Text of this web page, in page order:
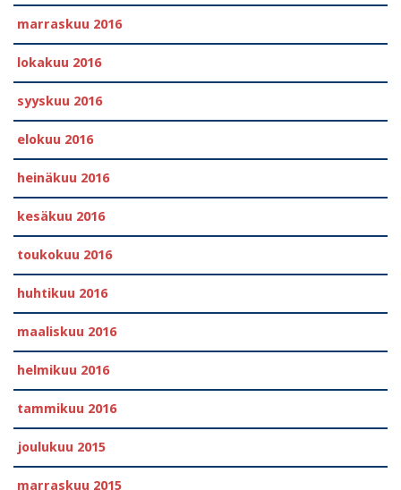
marraskuu 2016
lokakuu 2016
syyskuu 2016
elokuu 2016
heinäkuu 2016
kesäkuu 2016
toukokuu 2016
huhtikuu 2016
maaliskuu 2016
helmikuu 2016
tammikuu 2016
joulukuu 2015
marraskuu 2015